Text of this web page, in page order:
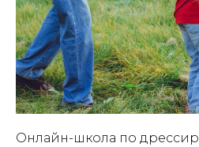
Онлайн-школа по